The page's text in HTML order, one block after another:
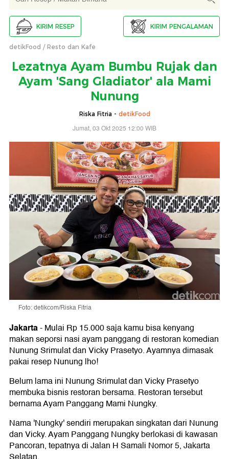
KIRIM RESEP KIRIM PENGALAMAN
detikFood Resto dan Kafe
Lezatnya Ayam Bumbu Rujak dan
Ayam 'Sang Gladiator' ala Mami
Nunung
Riska Fitria - detikFood
Jumat, 03 Okt 2025 12:00 WIB
Foto: detikcom/Riska Fitria
Jakarta-Mulai Rp 15.000 saja kamu bisa kenyang
makan seporsi nasi ayam panggang di restoran komedian
Nunung Srimulat dan Vicky Prasetyo. Ayamnya dimasak
pakai resep Nunung lho!
Belum lama ini Nunung Srimulat dan Vicky Prasetyo
membuka bisnis restoran bersama. Restoran tersebut
bernama Ayam Panggang Mami Nungky.
Nama 'Nungky' sendiri merupakan singkatan dari Nunung
dan Vicky. Ayam Panggang Nungky berlokasi di kawasan
Pancoran, tepatnya di Jalan H Samali Nomor 5, Jakarta